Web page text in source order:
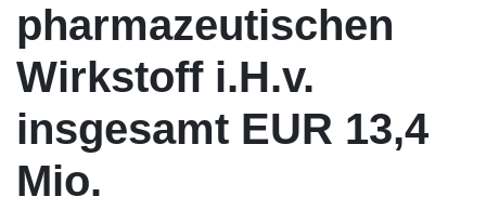
pharmazeutischen
Wirkstoff i.H.v.
insgesamt EUR 13,4
Mio.